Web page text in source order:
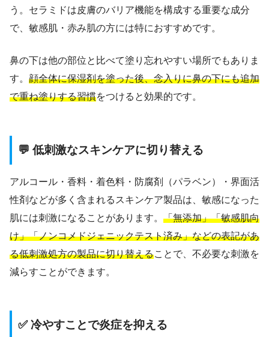
う。セラミドは皮膚のバリア機能を構成する重要な成分
で、敏感肌・赤み肌の方には特におすすめです。
鼻の下は他の部位と比べて塗り忘れやすい場所でもありま
す。 顔全体に保湿剤を塗った後、念入りに鼻の下にも追加
で重ね塗りする習慣をつけると効果的です。
💬 低刺激なスキンケアに切り替える
アルコール・香料・着色料・防腐剤（パラベン）・界面活
性剤などが多く含まれるスキンケア製品は、敏感になった
肌には刺激になることがあります。 「無添加」「敏感肌向
け」「ノンコメドジェニックテスト済み」などの表記があ
る低刺激処方の製品に切り替えることで、不必要な刺激を
減らすことができます。
✅ 冷やすことで炎症を抑える